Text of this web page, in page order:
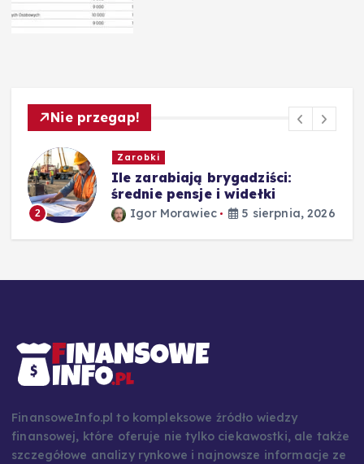
Nie przegap!
2
Zarobki
Ile zarabiają brygadziści:
średnie pensje i widełki
Igor Morawiec 5 sierpnia, 2026
FinansoweInfo.pl to kompleksowe źródło wiedzy
finansowej, które oferuje nie tylko ciekawostki, ale także
szczegółowe analizy rynkowe i najnowsze informacje ze